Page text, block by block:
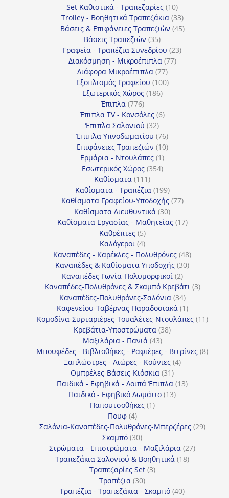
προϊόντα
Set Καθιστικά - Τραπεζαρίες 1010
προϊόντα
Trolley - Βοηθητικά Τραπεζάκια 3333
προϊόντα
Βάσεις & Επιφάνειες Τραπεζιών 4545
Βάσεις Τραπεζιών 3535
προϊόντα
Γραφεία - Τραπέζια Συνεδρίου 2323
Διακόσμηση - Μικροέπιπλα 7777
Διάφορα Μικροέπιπλα 7777
προϊόντα
Εξοπλισμός Γραφείου 100100
Εξωτερικός Χώρος 186186
Έπιπλα 776776
προϊόντα
Έπιπλα TV - Κονσόλες 66
Έπιπλα Σαλονιού 3232
προϊόντα
Έπιπλα Υπνοδωματίου 7676
προϊόντα
Επιφάνειες Τραπεζιών 1010
Ερμάρια - Ντουλάπες 11
προϊόν
Εσωτερικός Χώρος 354354
Καθίσματα 111111
προϊόντα
Καθίσματα - Τραπέζια 199199
προϊόντα
Καθίσματα Γραφείου-Υποδοχής 7777
Καθίσματα Διευθυντικά 3030
προϊόντα
Καθίσματα Εργασίας - Μαθητείας 1717
Καθρέπτες 55
προϊόντα
Καλόγεροι 44
προϊόντα
Καναπέδες - Καρέκλες - Πολυθρόνες 4848
προϊόντα
Καναπέδες & Καθίσματα Υποδοχής 3030
Καναπέδες Γωνία-Πολυμορφικοί 22
προϊόντα
Καναπέδες-Πολυθρόνες & Σκαμπό Κρεβάτι 33
Καναπέδες-Πολυθρόνες-Σαλόνια 3434
προϊόντα
Καφενείου-Ταβέρνας Παραδοσιακά 11
προϊόν
Κομοδίνα-Συρταριέρες-Τουαλέτες-Ντουλάπες 1111
Κρεβάτια-Υποστρώματα 3838
Μαξιλάρια - Πανιά 4343
προϊόντα
Μπουφέδες - Βιβλιοθήκες - Ραφιέρες - Βιτρίνες 88
Ξαπλώστρες - Αιώρες - Κούνιες 44
Ομπρέλες-Βάσεις-Κιόσκια 3131
προϊόντα
Παιδικά - Εφηβικά - Λοιπά Έπιπλα 1313
Παιδικό - Εφηβικό Δωμάτιο 1313
Παπουτσοθήκες 11
Πουφ 44
προϊόντα
Σαλόνια-Καναπέδες-Πολυθρόνες-Μπερζέρες 2929
Σκαμπό 3030
προϊόντα
Στρώματα - Επιστρώματα - Μαξιλάρια 2727
Τραπεζάκια Σαλονιού & Βοηθητικά 1818
Τραπεζαρίες Set 33
Τραπέζια 3030
προϊόντα
Τραπέζια - Τραπεζάκια - Σκαμπό 4040